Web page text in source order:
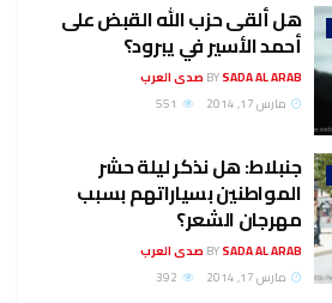
هل ألقى حزب الله القبض على
أحمد الأسير في يبرود؟
BYSADA AL ARAB صدى العرب
مارس 17, 2014
جنبلاط: هل نذكر ليلة حشر
المواطنين بسياراتهم بسبب
مهرجان الشعر؟
BYSADA AL ARAB صدى العرب
مارس 17, 2014